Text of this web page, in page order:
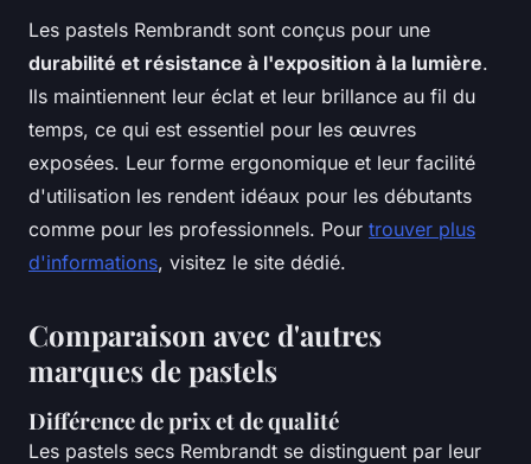
Les pastels Rembrandt sont conçus pour une
durabilité et résistance à l'exposition à la lumière.
Ils maintiennent leur éclat et leur brillance au fil du
temps, ce qui est essentiel pour les œuvres
exposées. Leur forme ergonomique et leur facilité
d'utilisation les rendent idéaux pour les débutants
comme pour les professionnels. Pour trouver plus
d'informations, visitez le site dédié.
Comparaison avec d'autres
marques de pastels
Différence de prix et de qualité
Les pastels secs Rembrandt se distinguent par leur